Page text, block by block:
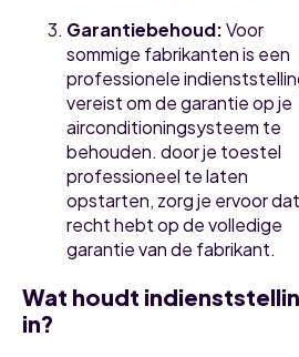
Garantiebehoud:Voor
sommige fabrikanten is een
professionele
vereist om de garantie op je
airconditioningsysteem te
behouden. door je toestel
professioneel te laten
opstarten, zorg je ervoor
recht hebt op de volledige
garantie van de fabrikant.
Wat houdt
in?